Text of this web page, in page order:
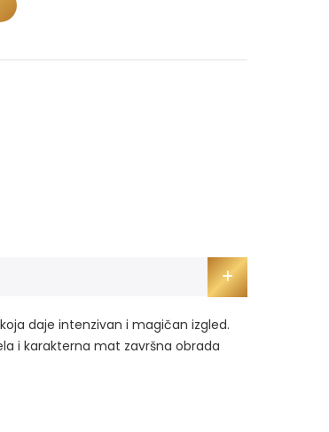
daje intenzivan i magičan izgled.
i karakterna mat završna obrada